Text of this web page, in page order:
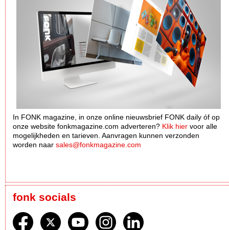
In FONK magazine, in onze online nieuwsbrief FONK daily óf op
onze website fonkmagazine.com adverteren? Klik hier voor alle
mogelijkheden en tarieven. Aanvragen kunnen verzonden
worden naar sales@fonkmagazine.com
fonk socials